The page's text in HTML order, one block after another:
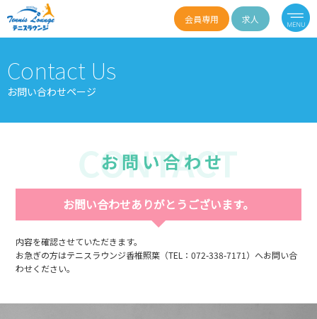
会員専用 求人
Contact Us
お問い合わせページ
お問い合わせありがとうございます。
内容を確認させていただきます。
お急ぎの方はテニスラウンジ香椎照葉（TEL：072-338-7171）へお問い合
わせください。